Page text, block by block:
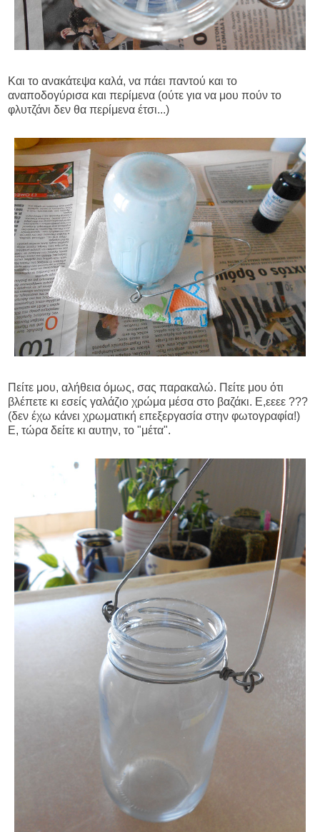
Και το ανακάτεψα καλά, να πάει παντού και το
αναποδογύρισα και περίμενα (ούτε για να μου πούν το
φλυτζάνι δεν θα περίμενα έτσι...)
Πείτε μου, αλήθεια όμως, σας παρακαλώ. Πείτε μου ότι
βλέπετε κι εσείς γαλάζιο χρώμα μέσα στο βαζάκι. Ε,εεεε ???
(δεν έχω κάνει χρωματική επεξεργασία στην φωτογραφία!)
Ε, τώρα δείτε κι αυτην, το "μέτα".